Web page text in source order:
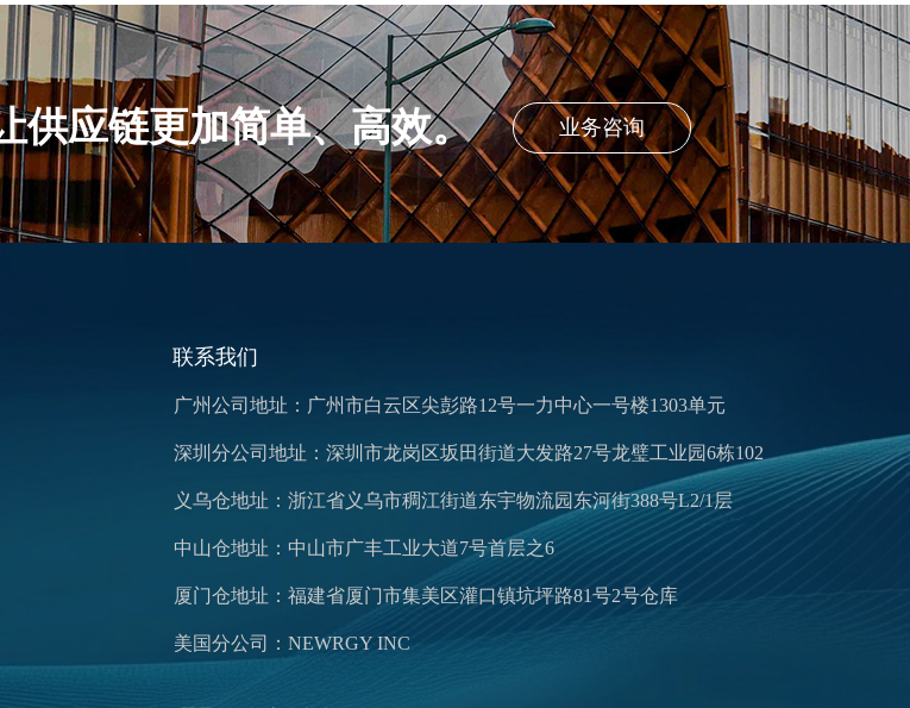
供应链更加简单、高效。 业务咨询
广州公司地址：广州市白云区尖彭路12号一力中心一号楼1303单元
深圳分公司地址：深圳市龙岗区坂田街道大发路27号龙璧工业园6栋102​
义乌仓地址：浙江省义乌市稠江街道东宇物流园东河街388号L2/1层
​中山仓地址：中山市广丰工业大道7号首层之6
厦门仓地址：福建省厦门市集美区灌口镇坑坪路81号2号仓库
美国分公司：NEWRGY INC
联系我们